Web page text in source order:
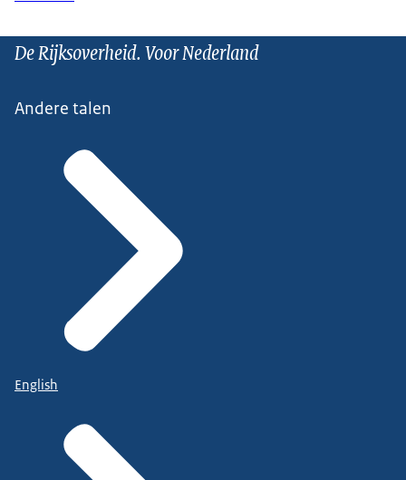
De Rijksoverheid. Voor Nederland
Andere talen
English